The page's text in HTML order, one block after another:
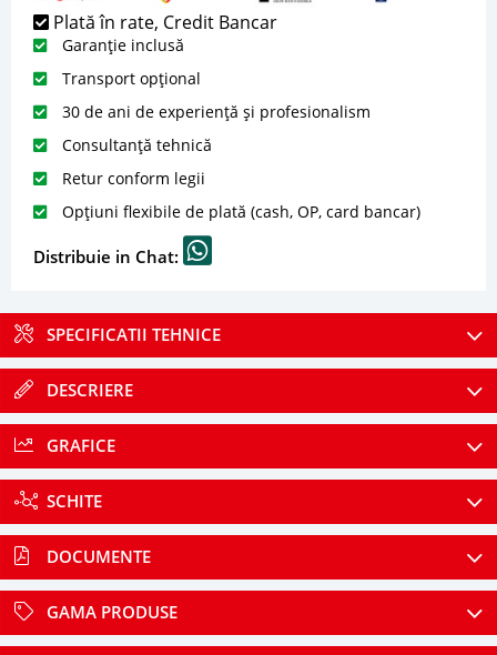
Plată în rate, Credit Bancar
Garanție inclusă
Transport opțional
30 de ani de experiență și profesionalism
Consultanță tehnică
Retur conform legii
Opțiuni flexibile de plată (cash, OP, card bancar)
Distribuie in Chat:
SPECIFICATII TEHNICE
DESCRIERE
GRAFICE
SCHITE
DOCUMENTE
GAMA PRODUSE